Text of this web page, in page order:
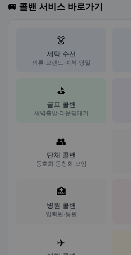
🚐 콜밴 서비스 바로가기
👗
세탁 수선
의류·브랜드·예복·당일
⛳
골프 콜밴
새벽출발·라운딩대기
👥
단체 콜밴
동호회·동창회·모임
🏥
병원 콜밴
입퇴원·통원
✈️